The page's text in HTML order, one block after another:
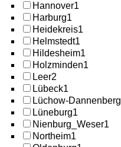
Hannover1
Harburg1
Heidekreis1
Helmstedt1
Hildesheim1
Holzminden1
Leer2
Lübeck1
Lüchow-Dannenberg
Lüneburg1
Nienburg_Weser1
Northeim1